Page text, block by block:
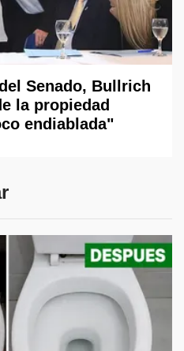
Senado, Bullrich
la propiedad
endiablada"